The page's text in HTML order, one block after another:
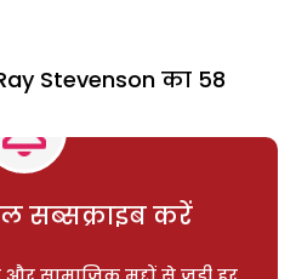
Stevenson का 58
सब्सक्राइब करें